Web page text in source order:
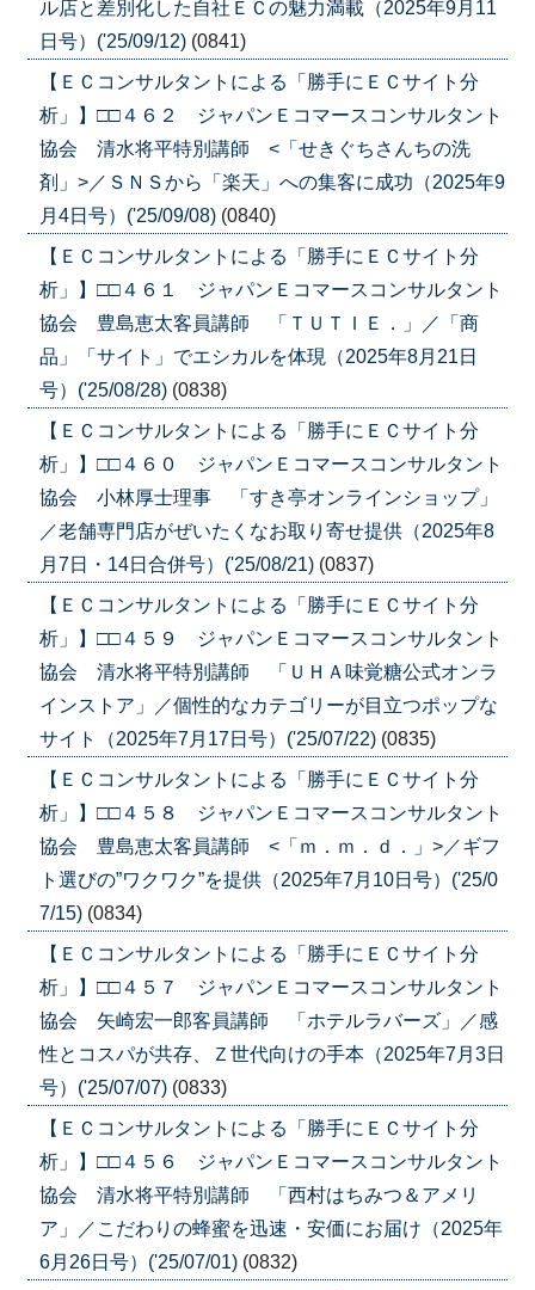
ル店と差別化した自社ＥＣの魅力満載（2025年9月11
日号）('25/09/12) (0841)
【ＥＣコンサルタントによる「勝手にＥＣサイト分
析」】□□４６２ ジャパンＥコマースコンサルタント
協会 清水将平特別講師 <「せきぐちさんちの洗
剤」>／ＳＮＳから「楽天」への集客に成功（2025年9
月4日号）('25/09/08) (0840)
【ＥＣコンサルタントによる「勝手にＥＣサイト分
析」】□□４６１ ジャパンＥコマースコンサルタント
協会 豊島恵太客員講師 「ＴＵＴＩＥ．」／「商
品」「サイト」でエシカルを体現（2025年8月21日
号）('25/08/28) (0838)
【ＥＣコンサルタントによる「勝手にＥＣサイト分
析」】□□４６０ ジャパンＥコマースコンサルタント
協会 小林厚士理事 「すき亭オンラインショップ」
／老舗専門店がぜいたくなお取り寄せ提供（2025年8
月7日・14日合併号）('25/08/21) (0837)
【ＥＣコンサルタントによる「勝手にＥＣサイト分
析」】□□４５９ ジャパンＥコマースコンサルタント
協会 清水将平特別講師 「ＵＨＡ味覚糖公式オンラ
インストア」／個性的なカテゴリーが目立つポップな
サイト（2025年7月17日号）('25/07/22) (0835)
【ＥＣコンサルタントによる「勝手にＥＣサイト分
析」】□□４５８ ジャパンＥコマースコンサルタント
協会 豊島恵太客員講師 <「ｍ．ｍ．ｄ．」>／ギフ
ト選びの”ワクワク”を提供（2025年7月10日号）('25/0
7/15) (0834)
【ＥＣコンサルタントによる「勝手にＥＣサイト分
析」】□□４５７ ジャパンＥコマースコンサルタント
協会 矢崎宏一郎客員講師 「ホテルラバーズ」／感
性とコスパが共存、Ｚ世代向けの手本（2025年7月3日
号）('25/07/07) (0833)
【ＥＣコンサルタントによる「勝手にＥＣサイト分
析」】□□４５６ ジャパンＥコマースコンサルタント
協会 清水将平特別講師 「西村はちみつ＆アメリ
ア」／こだわりの蜂蜜を迅速・安価にお届け（2025年
6月26日号）('25/07/01) (0832)